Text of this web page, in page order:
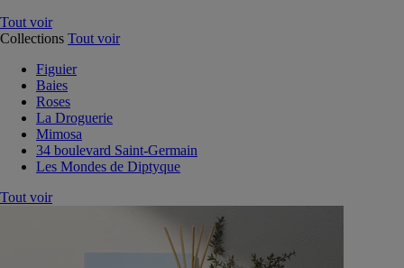
Tout voir
Collections Tout voir
Figuier
Baies
Roses
La Droguerie
Mimosa
34 boulevard Saint-Germain
Les Mondes de Diptyque
Tout voir